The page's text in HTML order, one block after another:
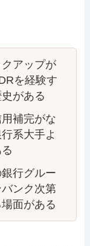
クアップが
を経験す
がある
用補完がな
系大手よ
銀行グルー
ンク次第
面がある